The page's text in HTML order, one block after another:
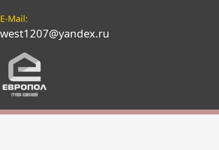
E-Mail:
west1207@yandex.ru